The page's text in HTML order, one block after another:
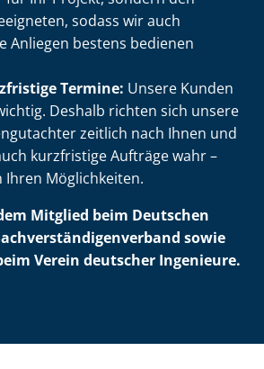
sodass wir auch
Anliegen bestens bedienen
Termine: Unsere Kunden
Deshalb richten sich unsere
zeitlich nach Ihnen und
kurzfristige Aufträge wahr –
Ihren Möglichkeiten.
Mitglied beim Deutschen
sowie
Verein deutscher Ingenieure.